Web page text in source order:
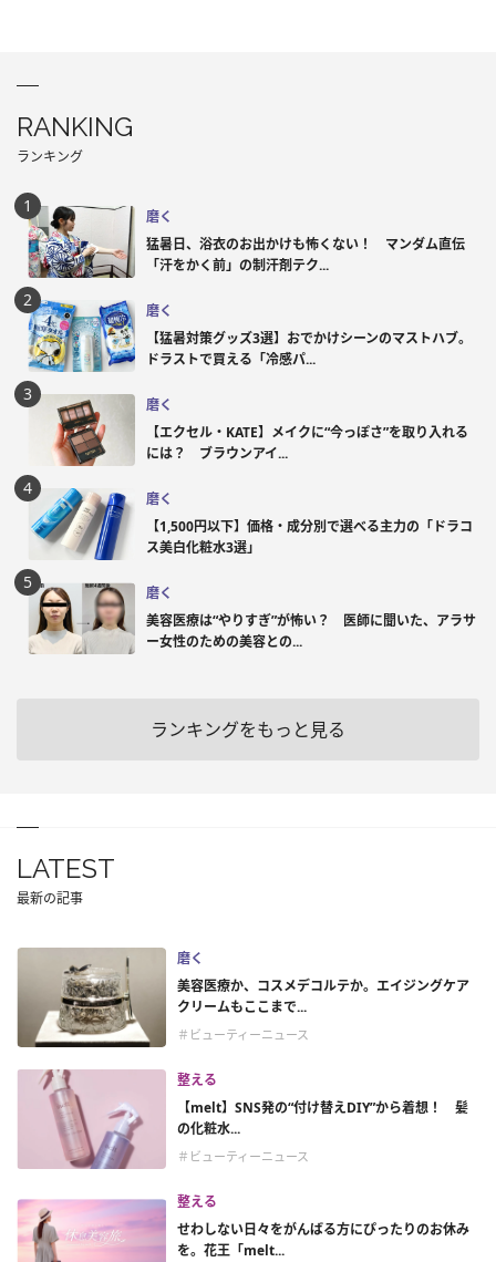
RANKING
ランキング
磨く
猛暑日、浴衣のお出かけも怖くない！ マンダム直伝
「汗をかく前」の制汗剤テク...
磨く
【猛暑対策グッズ3選】おでかけシーンのマストハブ。
ドラストで買える「冷感パ...
磨く
【エクセル・KATE】メイクに“今っぽさ”を取り入れる
には？ ブラウンアイ...
磨く
【1,500円以下】価格・成分別で選べる主力の「ドラコ
ス美白化粧水3選」
磨く
美容医療は“やりすぎ”が怖い？ 医師に聞いた、アラサ
ー女性のための美容との...
ランキングをもっと見る
LATEST
最新の記事
磨く
美容医療か、コスメデコルテか。エイジングケア
クリームもここまで...
＃ビューティーニュース
整える
【melt】SNS発の“付け替えDIY”から着想！ 髪
の化粧水...
＃ビューティーニュース
整える
せわしない日々をがんばる方にぴったりのお休み
を。花王「melt...